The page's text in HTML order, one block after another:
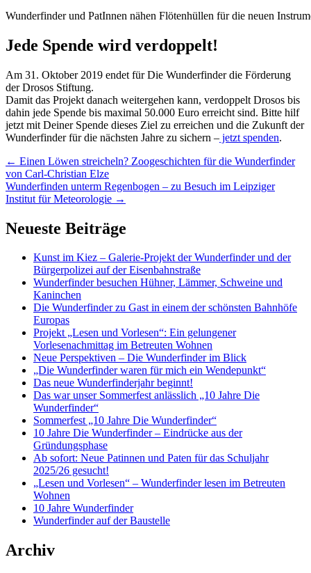
Wunderfinder und PatInnen nähen Flötenhüllen für die neuen
Jede Spende wird verdoppelt!
Am 31. Oktober 2019 endet für Die Wunderfinder die Förderung
der Drosos Stiftung.
Damit das Projekt danach weitergehen kann, verdoppelt Drosos bis
dahin jede Spende bis maximal 50.000 Euro erreicht sind. Bitte hilf
jetzt mit Deiner Spende dieses Ziel zu erreichen und die Zukunft der
Wunderfinder für die nächsten Jahre zu sichern – jetzt spenden.
Artikel-
Navigation
← Einen Löwen streicheln? Zoogeschichten für die Wunderfinder
von Carl-Christian Elze
Wunderfinden unterm Regenbogen – zu Besuch im Leipziger
Institut für Meteorologie →
Neueste Beiträge
Kunst im Kiez – Galerie-Projekt der Wunderfinder und der
Bürgerpolizei auf der Eisenbahnstraße
Wunderfinder besuchen Hühner, Lämmer, Schweine und
Kaninchen
Die Wunderfinder zu Gast in einem der schönsten Bahnhöfe
Europas
Projekt „Lesen und Vorlesen“: Ein gelungener
Vorlesenachmittag im Betreuten Wohnen
Neue Perspektiven – Die Wunderfinder im Blick
„Die Wunderfinder waren für mich ein Wendepunkt“
Das neue Wunderfinderjahr beginnt!
Das war unser Sommerfest anlässlich „10 Jahre Die
Wunderfinder“
Sommerfest „10 Jahre Die Wunderfinder“
10 Jahre Die Wunderfinder – Eindrücke aus der
Gründungsphase
Ab sofort: Neue Patinnen und Paten für das Schuljahr
2025/26 gesucht!
„Lesen und Vorlesen“ – Wunderfinder lesen im Betreuten
Wohnen
10 Jahre Wunderfinder
Wunderfinder auf der Baustelle
Archiv